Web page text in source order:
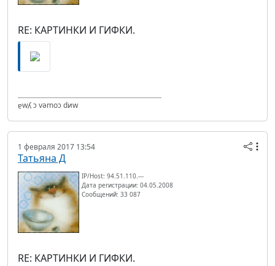
RE: КАРТИНКИ И ГИФКИ.
ɐwʎ ɔ vǝmоɔ dиw
1 февраля 2017 13:54
Татьяна Д
IP/Host: 94.51.110.---
Дата регистрации: 04.05.2008
Сообщений: 33 087
RE: КАРТИНКИ И ГИФКИ.